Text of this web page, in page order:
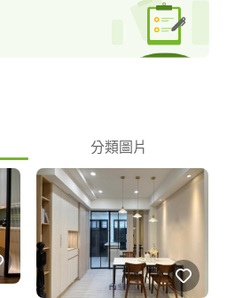
分類圖片